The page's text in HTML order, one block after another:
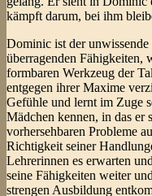
kämpft darum, bei ihm
Dominic ist der unwissende
überragenden Fähigkeiten,
formbaren Werkzeug der
entgegen ihrer Maxime
Gefühle und lernt im Zuge
Mädchen kennen, in das
vorhersehbaren Probleme
Richtigkeit seiner
Lehrerinnen es erwarten
seine Fähigkeiten weiter
strengen Ausbildung